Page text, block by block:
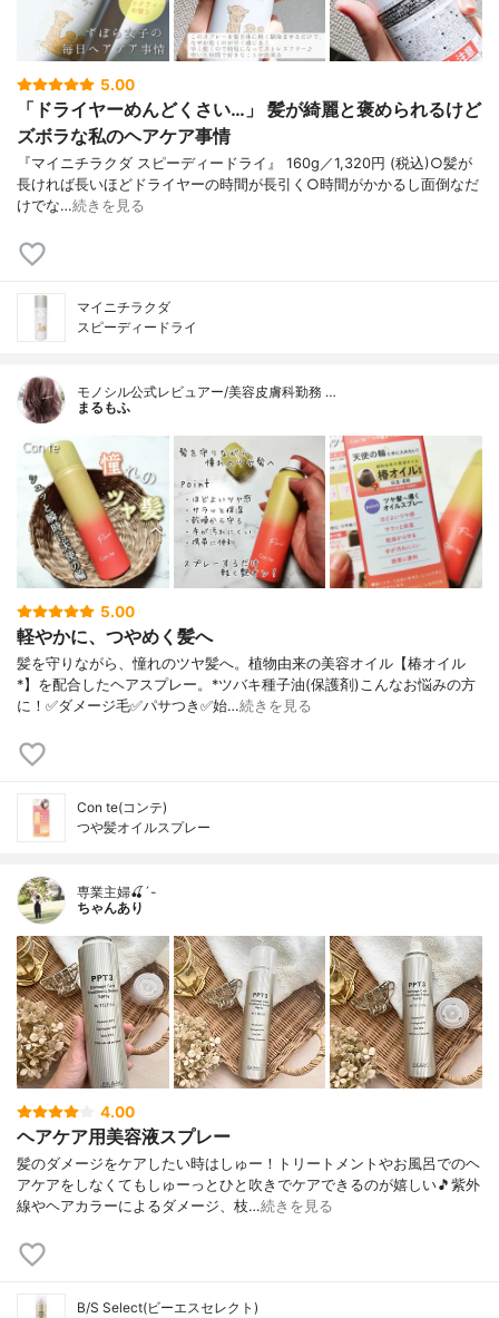
5.00
「ドライヤーめんどくさい…」 髪が綺麗と褒められるけど
ズボラな私のヘアケア事情
『マイニチラクダ スピーディードライ』 160g／1,320円 (税込)○髪が
長ければ長いほどドライヤーの時間が長引く○時間がかかるし面倒なだ
けでな…続きを見る
マイニチラクダ
スピーディードライ
モノシル公式レビュアー/美容皮膚科勤務 …
まるもふ
5.00
軽やかに、つやめく髪へ
髪を守りながら、憧れのツヤ髪へ。植物由来の美容オイル【椿オイル
*】を配合したヘアスプレー。*ツバキ種子油(保護剤)こんなお悩みの方
に！✅ダメージ毛✅パサつき✅始…続きを見る
Con te(コンテ)
つや髪オイルスプレー
専業主婦🍒´-
ちゃんあり
4.00
ヘアケア用美容液スプレー
髪のダメージをケアしたい時はしゅー！トリートメントやお風呂でのヘ
アケアをしなくてもしゅーっとひと吹きでケアできるのが嬉しい🎵紫外
線やヘアカラーによるダメージ、枝…続きを見る
B/S Select(ビーエスセレクト)